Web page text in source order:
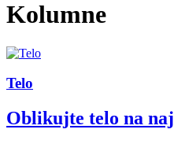
Kolumne
Telo
Oblikujte telo na